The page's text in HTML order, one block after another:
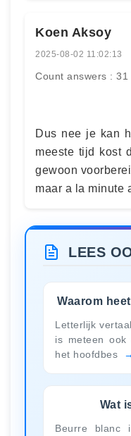
Koen Aksoy
2025-08-02 11:02:13
Count answers : 31
Dus nee je kan
meeste tijd kost
gewoon
maar a la minute
LEES
Waarom
Letterlijk
is meteen
het hoofdbes
Wat
Beurre blanc